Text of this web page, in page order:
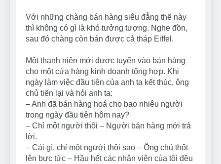
Với những chàng bán hàng siêu đẳng thế này
thì không có gì là khó tưởng tượng. Nghe đồn,
sau đó chàng còn bán được cả tháp Eiffel.
Một thanh niên mới được tuyển vào bán hàng
cho một cửa hàng kinh doanh tổng hợp. Khi
ngày làm việc đầu tiên của anh ta kết thúc, ông
chủ tiến lại và hỏi anh ta:
– Anh đã bán hàng hoá cho bao nhiêu người
trong ngày đầu tiên hôm nay?
– Chỉ một người thôi – Người bán hàng mới trả
lời.
– Cái gì, chỉ một người thôi sao – Ông chủ thốt
lên bực tức – Hầu hết các nhân viên của tôi đều